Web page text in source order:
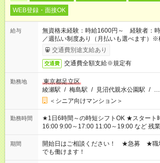
WEB登録・面接OK
給与
無資格未経験：時給1600円～ 経験者：
／週払い制度あり（月払いも選べます）※
了次第のお支払いとなります。
交通費別途支給あり
交通費 交通費全額支給※規定有
勤務地
東京都足立区
綾瀬駅 / 梅島駅 / 見沼代親水公園駅 / …
＜シニア向けマンション＞
勤務時間
★1日6時間～の時短シフトOK ★スタート時間選べます！ 7:00～
16:00 9:00～17:00 11:00～19:00 など 残業なし！ ※W
場合、他のお仕事と合わせ週40時間超の
ん ※法令に基づき、週20時間以上勤務は
となります ※労働者派遣法（日雇い派遣の
短時間・短期間の就業はご案内が難しい
期間
開始日はご相談ください！ ★急募 ★職
でも働けます！